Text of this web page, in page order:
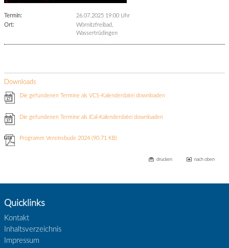
Termin:
26.07.2025 19:00 Uhr
Ort:
Wörnitzfreibad,
Wassertrüdingen
Downloads
Die gefundenen Termine als VCS-Kalenderdatei downloaden
Die gefundenen Termine als iCal-Kalenderdatei downloaden
Programm Vereinsbude 2024(90.71 KB)
drucken nach oben
Quicklinks
Kontakt
Inhaltsverzeichnis
Impressum